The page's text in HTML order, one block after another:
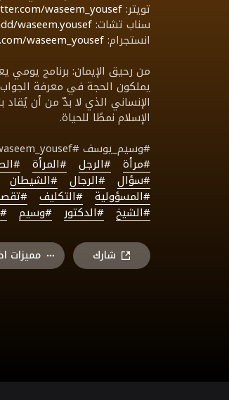
تويتر:waseem_yousef
سناب تشات:waseem.yousef
انستجرام:waseem_yousef
من رحيق الإيمان: برنامج
يملكون الحجة في معرفة
الإنساني الذي لا بدّ من أن يُقاد
الإسلام نمطًا للحياة.
#وسيم_يوسف #waseem_yousef #من_رحيق_الإيمان
#مرأة #الرجل #المرأة
#سؤال
#الرجال #الشيطان
#المسؤولية
#التكليف
#الشيخ
#الدكتور #وسيم
شارك مميزات